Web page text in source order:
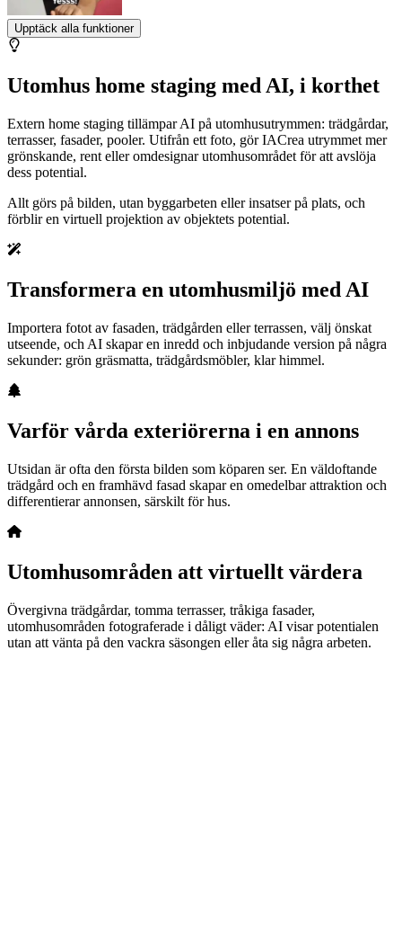
Upptäck alla funktioner
Utomhus home staging med AI, i korthet
Extern home staging tillämpar AI på utomhusutrymmen: trädgårdar,
terrasser, fasader, pooler. Utifrån ett foto, gör IACrea utrymmet mer
grönskande, rent eller omdesignar utomhusområdet för att avslöja
dess potential.
Allt görs på bilden, utan byggarbeten eller insatser på plats, och
förblir en virtuell projektion av objektets potential.
Transformera en utomhusmiljö med AI
Importera fotot av fasaden, trädgården eller terrassen, välj önskat
utseende, och AI skapar en inredd och inbjudande version på några
sekunder: grön gräsmatta, trädgårdsmöbler, klar himmel.
Varför vårda exteriörerna i en annons
Utsidan är ofta den första bilden som köparen ser. En väldoftande
trädgård och en framhävd fasad skapar en omedelbar attraktion och
differentierar annonsen, särskilt för hus.
Utomhusområden att virtuellt värdera
Övergivna trädgårdar, tomma terrasser, tråkiga fasader,
utomhusområden fotograferade i dåligt väder: AI visar potentialen
utan att vänta på den vackra säsongen eller åta sig några arbeten.